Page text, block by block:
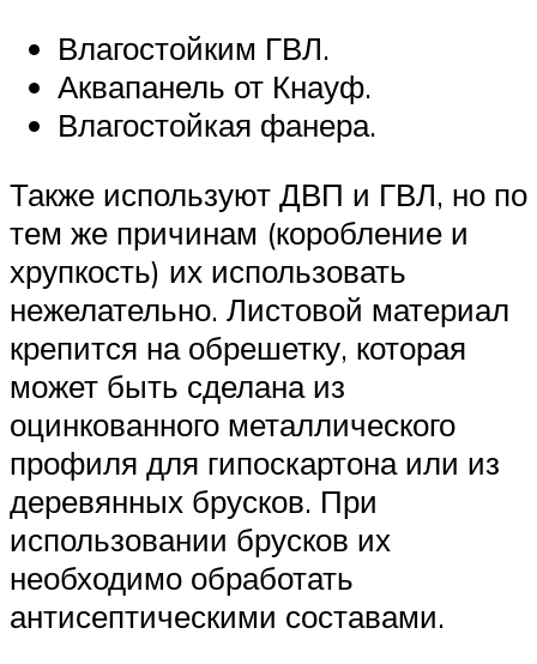
Влагостойким ГВЛ.
Аквапанель от Кнауф.
Влагостойкая фанера.
Также используют ДВП и ГВЛ, но по
тем же причинам (коробление и
хрупкость) их использовать
нежелательно. Листовой материал
крепится на обрешетку, которая
может быть сделана из
оцинкованного металлического
профиля для гипоскартона или из
деревянных брусков. При
использовании брусков их
необходимо обработать
антисептическими составами.